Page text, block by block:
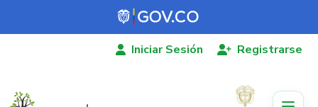
Pasar al contenido principal
Iniciar Sesión Registrarse